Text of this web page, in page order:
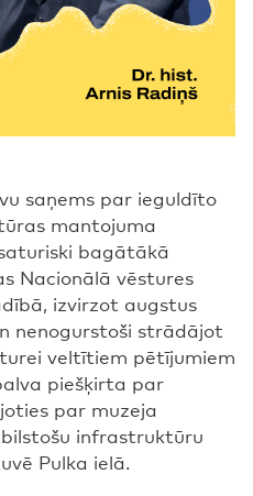
saņems par ieguldīto
mantojuma
bagātākā
Nacionālā vēstures
izvirzot augstus
nenogurstoši strādājot
veltītiem pētījumiem
piešķirta par
par muzeja
infrastruktūru
Pulka ielā.